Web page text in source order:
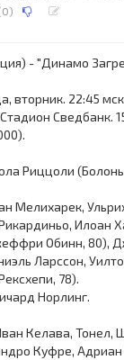
0)
- "Динамо
вторник. 22:45
Сведбанк.
Риццоли
Мелихарек,
Илоан
Обинн, 80),
Ларссон,
78).
Норлинг.
Келава, Тонел,
Куфре, Адриан